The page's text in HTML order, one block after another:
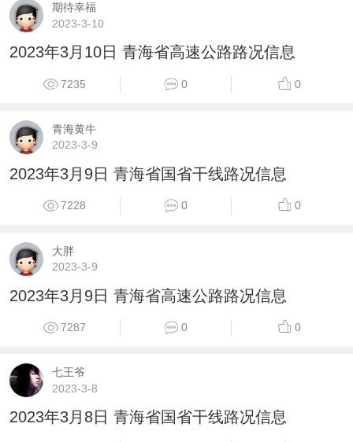
期待幸福
2023-3-10
2023年3月10日 青海省高速公路路况信息
7235 0 0
青海黄牛
2023-3-9
2023年3月9日 青海省国省干线路况信息
7228 0 0
大胖
2023-3-9
2023年3月9日 青海省高速公路路况信息
7287 0 0
七王爷
2023-3-8
2023年3月8日 青海省国省干线路况信息